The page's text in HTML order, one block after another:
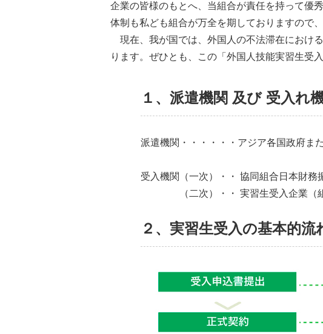
企業の皆様のもとへ、当組合が責任を持って優
体制も私ども組合が万全を期しておりますので
現在、我が国では、外国人の不法滞在におけ
ります。ぜひとも、この「外国人技能実習生受
１、派遣機関 及び 受入れ
派遣機関・・・・・・アジア各国政府ま
受入機関（一次）・・ 協同組合日本財務
（二次）・・ 実習生受入企業（組
２、実習生受入の基本的流